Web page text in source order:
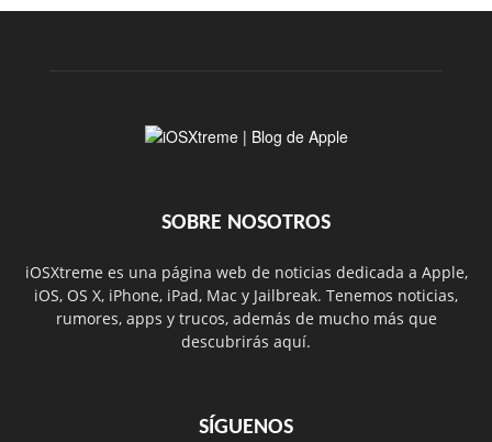
SOBRE NOSOTROS
iOSXtreme es una página web de noticias dedicada a Apple,
iOS, OS X, iPhone, iPad, Mac y Jailbreak. Tenemos noticias,
rumores, apps y trucos, además de mucho más que
descubrirás aquí.
SÍGUENOS